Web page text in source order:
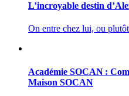
L’incroyable destin
On entre chez lui, ou
Académie SOCAN :
Maison SOCAN